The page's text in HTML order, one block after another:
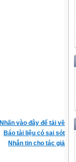
Nhấn vào đây để tải về
Báo tài liệu có sai sót
Nhắn tin cho tác giả